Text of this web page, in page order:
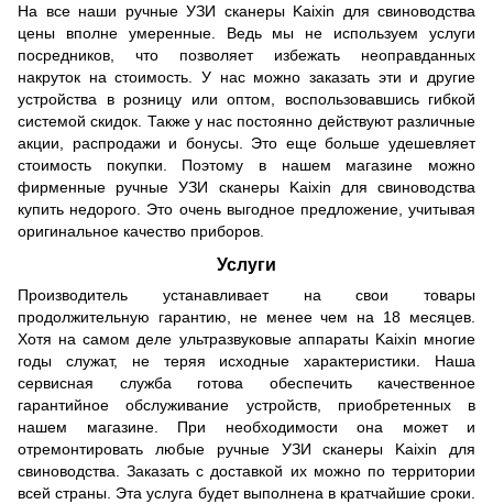
На все наши ручные УЗИ сканеры Kaixin для свиноводства
цены вполне умеренные. Ведь мы не используем услуги
посредников, что позволяет избежать неоправданных
накруток на стоимость. У нас можно заказать эти и другие
устройства в розницу или оптом, воспользовавшись гибкой
системой скидок. Также у нас постоянно действуют различные
акции, распродажи и бонусы. Это еще больше удешевляет
стоимость покупки. Поэтому в нашем магазине можно
фирменные ручные УЗИ сканеры Kaixin для свиноводства
купить недорого. Это очень выгодное предложение, учитывая
оригинальное качество приборов.
Услуги
Производитель устанавливает на свои товары
продолжительную гарантию, не менее чем на 18 месяцев.
Хотя на самом деле ультразвуковые аппараты Kaixin многие
годы служат, не теряя исходные характеристики. Наша
сервисная служба готова обеспечить качественное
гарантийное обслуживание устройств, приобретенных в
нашем магазине. При необходимости она может и
отремонтировать любые ручные УЗИ сканеры Kaixin для
свиноводства. Заказать с доставкой их можно по территории
всей страны. Эта услуга будет выполнена в кратчайшие сроки.